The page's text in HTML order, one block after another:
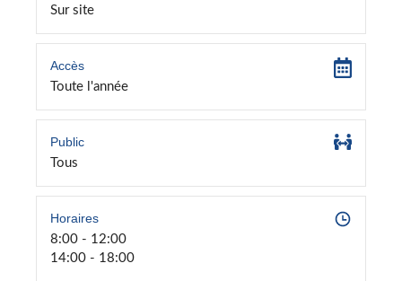
Sur site
Accès
Toute l'année
Public
Tous
Horaires
8:00 - 12:00
14:00 - 18:00